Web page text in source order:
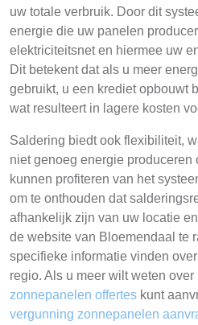
uw totale verbruik. Door dit
energie die uw panelen
elektriciteitsnet en hiermee uw
Dit betekent dat als u meer
gebruikt, u een krediet opbouwt
wat resulteert in lagere kosten
Saldering biedt ook flexibiliteit,
niet genoeg energie produceren
kunnen profiteren van het
om te onthouden dat
afhankelijk zijn van uw locatie
de website van Bloemendaal te
specifieke informatie vinden
regio. Als u meer wilt weten over
zonnepanelen offertes kunt
vergunning zonnepanelen